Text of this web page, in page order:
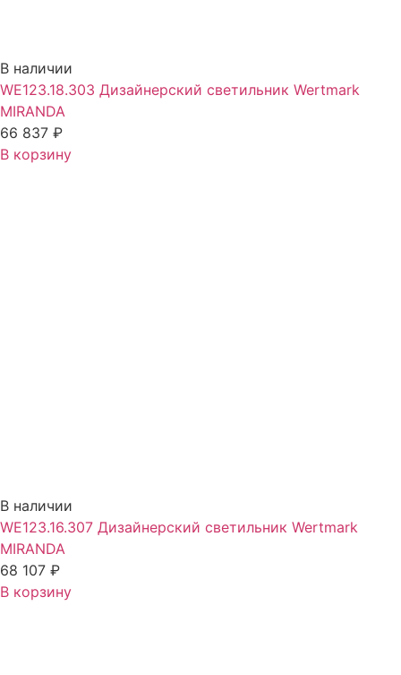
В наличии
WE123.18.303 Дизайнерский светильник Wertmark
MIRANDA
66 837 ₽
В корзину
В наличии
WE123.16.307 Дизайнерский светильник Wertmark
MIRANDA
68 107 ₽
В корзину